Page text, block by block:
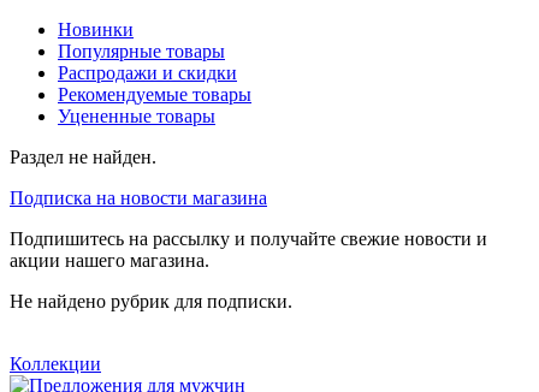
Новинки
Популярные товары
Распродажи и скидки
Рекомендуемые товары
Уцененные товары
Раздел не найден.
Подписка на новости магазина
Подпишитесь на рассылку и получайте свежие новости и
акции нашего магазина.
Не найдено рубрик для подписки.
Коллекции